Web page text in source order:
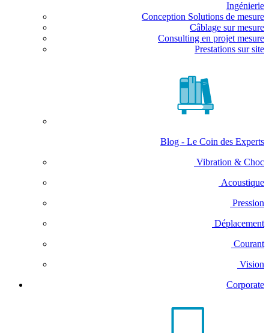
Ingénierie
Conception Solutions de mesure
Câblage sur mesure
Consulting en projet mesure
Prestations sur site
Blog - Le Coin des Experts
Vibration & Choc
Acoustique
Pression
Déplacement
Courant
Vision
Corporate